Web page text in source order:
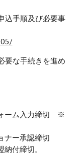
手順及び必要事
な手続きを進め
ーム入力締切 ※
ナー承認締切
付締切。